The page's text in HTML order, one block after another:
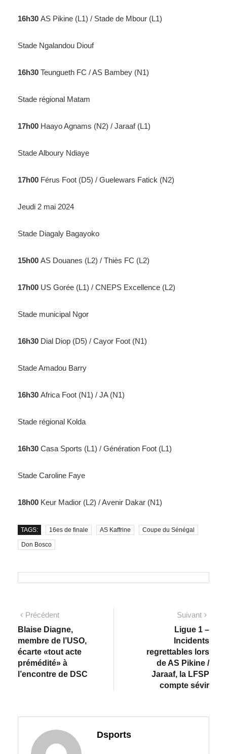
16h30 AS Pikine (L1) / Stade de Mbour (L1)
Stade Ngalandou Diouf
16h30 Teungueth FC / AS Bambey (N1)
Stade régional Matam
17h00 Haayo Agnams (N2) / Jaraaf (L1)
Stade Alboury Ndiaye
17h00 Férus Foot (D5) / Guelewars Fatick (N2)
Jeudi 2 mai 2024
Stade Diagaly Bagayoko
15h00 AS Douanes (L2) / Thiès FC (L2)
17h00 US Gorée (L1) / CNEPS Excellence (L2)
Stade municipal Ngor
16h30 Dial Diop (D5) / Cayor Foot (N1)
Stade Amadou Barry
16h30 Africa Foot (N1) / JA (N1)
Stade régional Kolda
16h30 Casa Sports (L1) / Génération Foot (L1)
Stade Caroline Faye
18h00 Keur Madior (L2) / Avenir Dakar (N1)
TAGS: 16es de finale AS Kaffrine Coupe du Sénégal
Don Bosco
Précédent
Blaise Diagne,
membre de l’USO,
écarte «tout acte
prémédité» à
l’encontre de DSC
Suivant
Ligue 1 –
Incidents
regrettables lors
de AS Pikine /
Jaraaf, la LFSP
compte sévir
Dsports